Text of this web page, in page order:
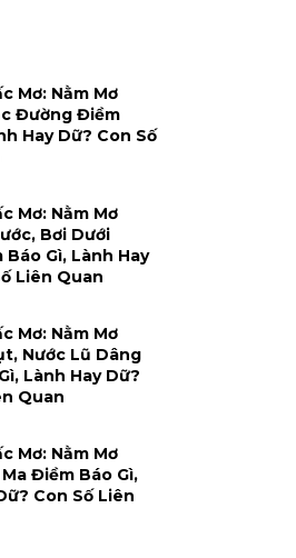
Mơ: Nằm Mơ
Đường Điềm
Hay Dữ? Con Số
Mơ: Nằm Mơ
Bơi Dưới
Báo Gì, Lành Hay
Liên Quan
Mơ: Nằm Mơ
Nước Lũ Dâng
Lành Hay Dữ?
Quan
Mơ: Nằm Mơ
Điềm Báo Gì,
Con Số Liên